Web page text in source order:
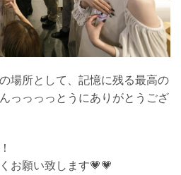
場所として、記憶に残る最高の
っっっっとうにありがとうござ
お願い致します💗💗